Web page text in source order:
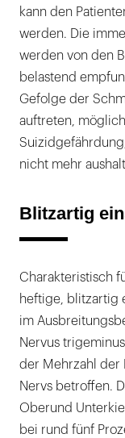
kann den
werden. Die
werden von den
belastend
Gefolge der
auftreten,
nicht mehr
Blitzartig
Charakteristisch
heftige, blitzartig
im
Nervus
der Mehrzahl der
Nervs betroffen.
Oberund
bei rund fünf